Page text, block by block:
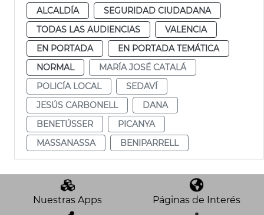
ALCALDÍA
SEGURIDAD CIUDADANA
TODAS LAS AUDIENCIAS
VALENCIA
EN PORTADA
EN PORTADA TEMÁTICA
NORMAL
MARÍA JOSÉ CATALÁ
POLICÍA LOCAL
SEDAVÍ
JESÚS CARBONELL
DANA
BENETÚSSER
PICANYA
MASSANASSA
BENIPARRELL
Nuestras Apps Páginas de Interés